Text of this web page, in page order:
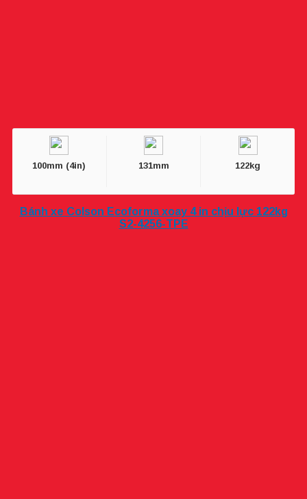
100mm (4in) 131mm 122kg
Bánh xe Colson Ecoforma xoay 4 in chịu lực 122kg
S2-4256-TPE